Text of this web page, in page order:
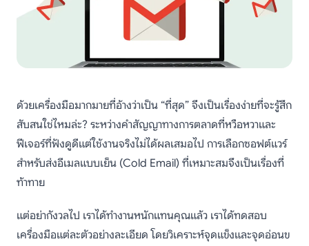
ด้วยเครื่องมือมากมายที่อ้างว่าเป็น “ที่สุด” จึงเป็นเรื่องง่ายที่จะรู้สึก
สับสนใช่ไหมล่ะ? ระหว่างคำสัญญาทางการตลาดที่หวือหวาและ
ฟีเจอร์ที่ฟังดูดีแต่ใช้งานจริงไม่ได้ผลเสมอไป การเลือกซอฟต์แวร์
สำหรับส่งอีเมลแบบเย็น (Cold Email) ที่เหมาะสมจึงเป็นเรื่องที่
ท้าทาย
แต่อย่ากังวลไป เราได้ทำงานหนักแทนคุณแล้ว เราได้ทดสอบ
เครื่องมือแต่ละตัวอย่างละเอียด โดยวิเคราะห์จุดแข็งและจุดอ่อนข